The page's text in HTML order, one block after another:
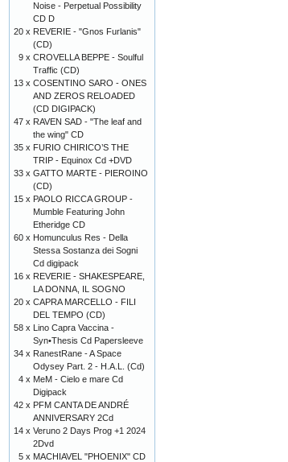
Noise - Perpetual Possibility
CD D
20 x REVERIE - "Gnos Furlanis"
(CD)
9 x CROVELLA BEPPE - Soulful
Traffic (CD)
13 x COSENTINO SARO - ONES
AND ZEROS RELOADED
(CD DIGIPACK)
47 x RAVEN SAD - "The leaf and
the wing" CD
35 x FURIO CHIRICO’S THE
TRIP - Equinox Cd +DVD
33 x GATTO MARTE - PIEROINO
(CD)
15 x PAOLO RICCA GROUP -
Mumble Featuring John
Etheridge CD
60 x Homunculus Res - Della
Stessa Sostanza dei Sogni
Cd digipack
16 x REVERIE - SHAKESPEARE,
LA DONNA, IL SOGNO
20 x CAPRA MARCELLO - FILI
DEL TEMPO (CD)
58 x Lino Capra Vaccina -
Syn•Thesis Cd Papersleeve
34 x RanestRane - A Space
Odysey Part. 2 - H.A.L. (Cd)
4 x MeM - Cielo e mare Cd
Digipack
42 x PFM CANTA DE ANDRÉ
ANNIVERSARY 2Cd
14 x Veruno 2 Days Prog +1 2024
2Dvd
5 x MACHIAVEL "PHOENIX" CD